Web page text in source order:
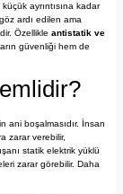
ayrıntısına kadar
ardı edilen ama
dir. Özellikle antistatik ve
güvenliği hem de
ani boşalmasıdır. İnsan
zarar verebilir,
statik elektrik yüklü
zarar görebilir. Daha